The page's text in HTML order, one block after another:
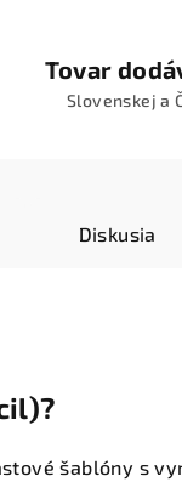
Tovar
Slovenskej a
Diskusia
šablóny s